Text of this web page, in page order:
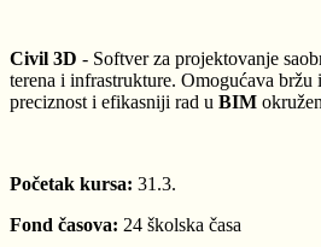
Civil 3D - Softver za projektovanje
terena i infrastrukture. Omogućava bržu
preciznost i efikasniji rad u BIM
Početak kursa: 31.3.
Fond časova: 24 školska časa